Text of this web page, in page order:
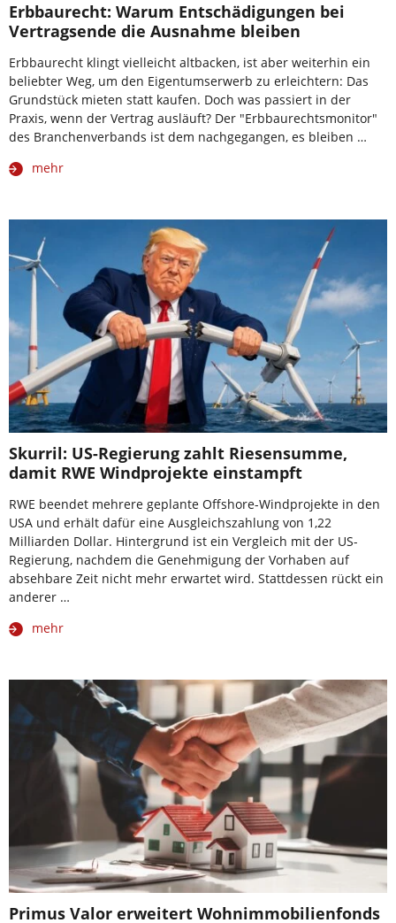
Erbbaurecht: Warum Entschädigungen bei
Vertragsende die Ausnahme bleiben
Erbbaurecht klingt vielleicht altbacken, ist aber weiterhin ein
beliebter Weg, um den Eigentumserwerb zu erleichtern: Das
Grundstück mieten statt kaufen. Doch was passiert in der
Praxis, wenn der Vertrag ausläuft? Der "Erbbaurechtsmonitor"
des Branchenverbands ist dem nachgegangen, es bleiben …
mehr
Skurril: US-Regierung zahlt Riesensumme,
damit RWE Windprojekte einstampft
RWE beendet mehrere geplante Offshore-Windprojekte in den
USA und erhält dafür eine Ausgleichszahlung von 1,22
Milliarden Dollar. Hintergrund ist ein Vergleich mit der US-
Regierung, nachdem die Genehmigung der Vorhaben auf
absehbare Zeit nicht mehr erwartet wird. Stattdessen rückt ein
anderer …
mehr
Primus Valor erweitert Wohnimmobilienfonds